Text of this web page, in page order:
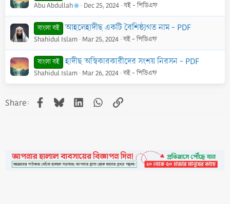
Abu Abdullah Dec 25, 2024 বই - পিডিএফ
বাংলা বই আহলেহাদীছ একটি বৈশিষ্ঠ্যগত নাম - PDF
Shahidul Islam Mar 25, 2024 বই - পিডিএফ
বাংলা বই হাদীছ অস্বিকারকারীদের সংশয় নিরসন - PDF
Shahidul Islam Mar 26, 2024 বই - পিডিএফ
Share: Facebook
BlueskyLinkedInWhatsApp
Link